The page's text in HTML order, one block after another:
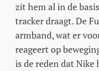
zit hem al in de
tracker draagt. De
armband, wat er
reageert op
is de reden dat Nike